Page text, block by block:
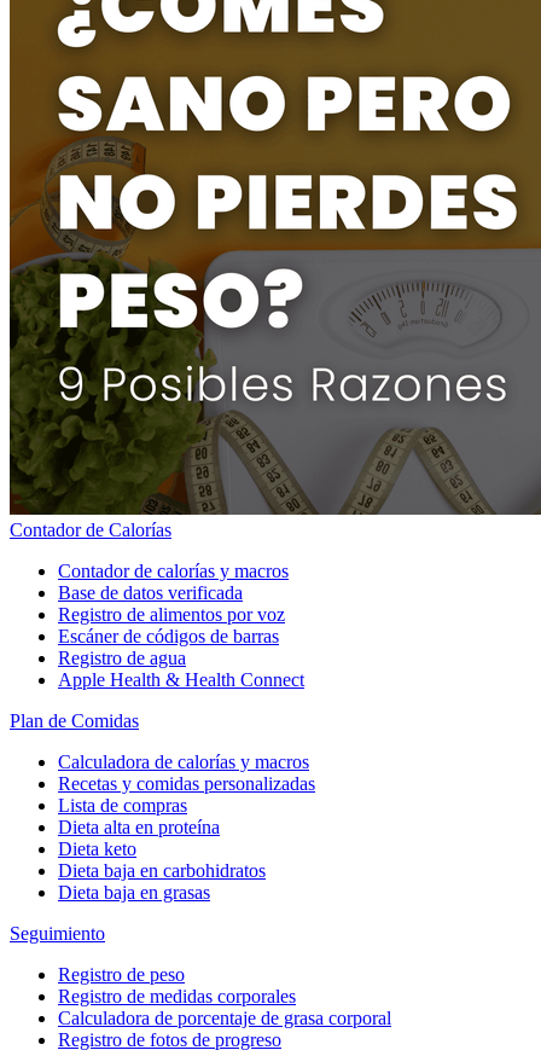
Contador de Calorías
Contador de calorías y macros
Base de datos verificada
Registro de alimentos por voz
Escáner de códigos de barras
Registro de agua
Apple Health & Health Connect
Plan de Comidas
Calculadora de calorías y macros
Recetas y comidas personalizadas
Lista de compras
Dieta alta en proteína
Dieta keto
Dieta baja en carbohidratos
Dieta baja en grasas
Seguimiento
Registro de peso
Registro de medidas corporales
Calculadora de porcentaje de grasa corporal
Registro de fotos de progreso